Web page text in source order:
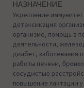
НАЗНАЧЕНИЕ
Укрепление
детоксикация
организме, помощь в
деятельности,
диабет, заболевания
работы печени,
сосудистые
повышение лактации